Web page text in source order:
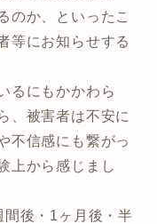
のか、といったこ
等にお知らせする
るにもかかわら
、被害者は不安に
不信感にも繋がっ
上から感じまし
後・1ヶ月後・半